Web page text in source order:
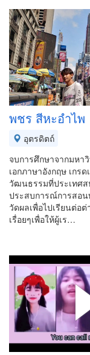
พชร สีหะอำไพ
อุตรดิตถ์
จบการศึกษาจากมห
เอกภาษาอังกฤษ เกร
วัฒนธรรมที่ประเทศส
ประสบการณ์การสอน
วัดผลเพื่อไปเรียนต่อ
เรื่อยๆเพื่อให้ผู้เร…